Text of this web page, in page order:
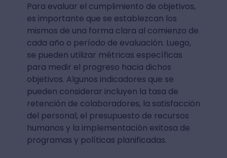
Para evaluar el cumplimiento de objetivos,
es importante que se establezcan los
mismos de una forma clara al comienzo de
cada año o período de evaluación. Luego,
se pueden utilizar métricas específicas
para medir el progreso hacia dichos
objetivos. Algunos indicadores que se
pueden considerar incluyen la tasa de
retención de colaboradores, la satisfacción
del personal, el presupuesto de recursos
humanos y la implementación exitosa de
programas y políticas planificadas.